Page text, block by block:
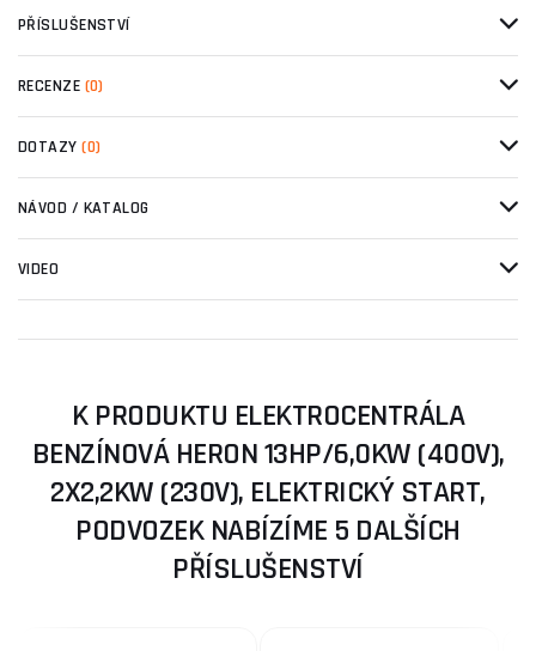
PŘÍSLUŠENSTVÍ
RECENZE (0)
DOTAZY(0)
NÁVOD / KATALOG
VIDEO
K PRODUKTU ELEKTROCENTRÁLA
BENZÍNOVÁ HERON 13HP/6,0KW (400V),
2X2,2KW (230V), ELEKTRICKÝ START,
PODVOZEK NABÍZÍME 5 DALŠÍCH
PŘÍSLUŠENSTVÍ